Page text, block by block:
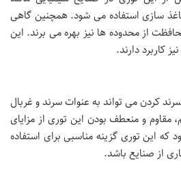
کاغذ سازی استفاده می شود. همچنین گاهی
از محدوده ها نیز بهره می برند. این
کاربرد دارند.
کردن می تواند به عنوات سرند و غربال
مقاوم و منعطف بودن این توری از مزایای
این توری گزینه مناسبی برای استفاده
از صنایع باشد.